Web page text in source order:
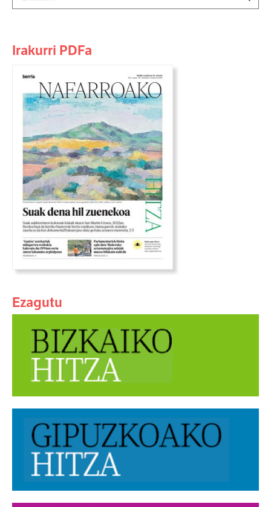
Irakurri PDFa
Ezagutu